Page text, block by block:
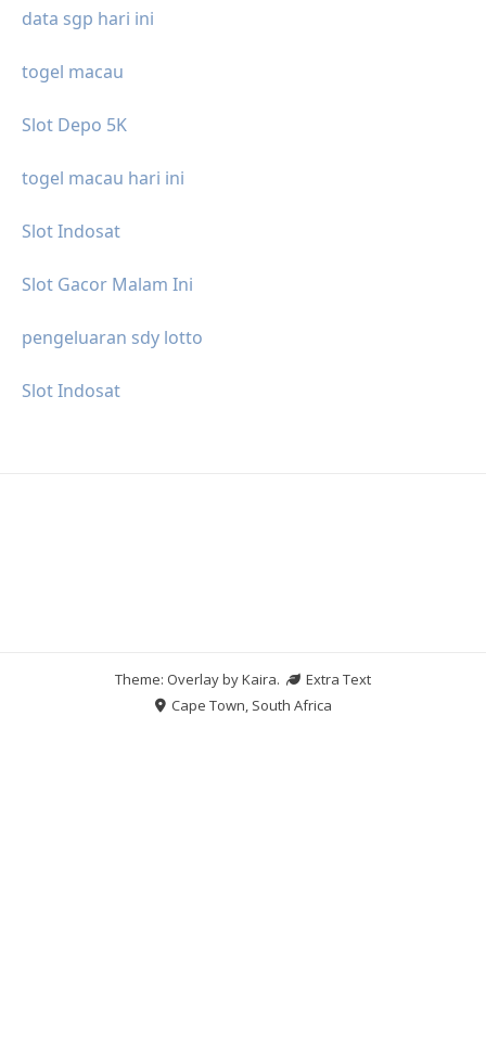
data sgp hari ini
togel macau
Slot Depo 5K
togel macau hari ini
Slot Indosat
Slot Gacor Malam Ini
pengeluaran sdy lotto
Slot Indosat
Theme: Overlay byKaira.
Extra Text
Cape Town, South Africa